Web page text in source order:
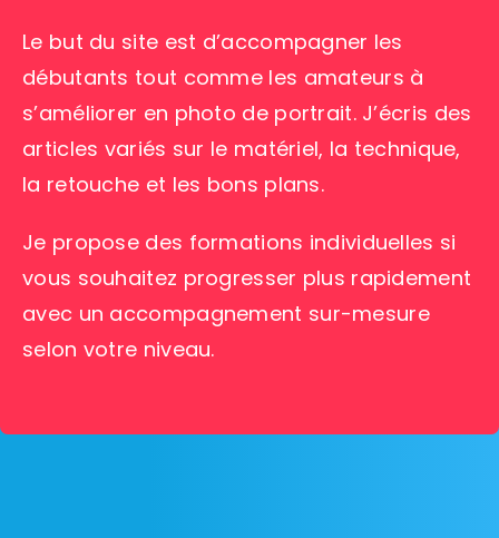
Le but du site est d’accompagner les
débutants tout comme les amateurs à
s’améliorer en photo de portrait. J’écris des
articles variés sur le matériel, la technique,
la retouche et les bons plans.
Je propose des formations individuelles si
vous souhaitez progresser plus rapidement
avec un accompagnement sur-mesure
selon votre niveau.